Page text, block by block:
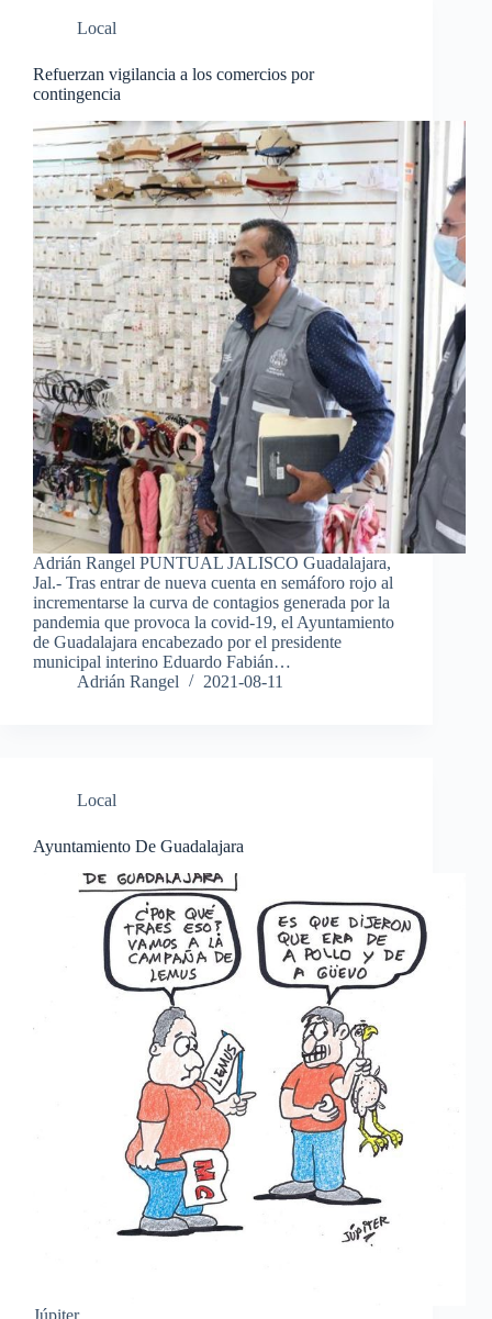
Local
Refuerzan vigilancia a los comercios por
contingencia
Adrián Rangel PUNTUAL JALISCO Guadalajara,
Jal.- Tras entrar de nueva cuenta en semáforo rojo al
incrementarse la curva de contagios generada por la
pandemia que provoca la covid-19, el Ayuntamiento
de Guadalajara encabezado por el presidente
municipal interino Eduardo Fabián…
Adrián Rangel
2021-08-11
Local
Ayuntamiento De Guadalajara